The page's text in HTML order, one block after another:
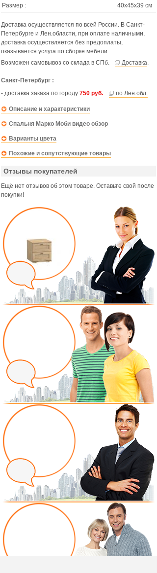
Размер :
40х45х39 см
Доставка осуществляется по всей России. В Санкт-
Петербурге и Лен.области, при оплате наличными,
доставка осуществляется без предоплаты,
оказывается услуга по сборке мебели.
Возможен самовывоз со склада в СПб.
Доставка.
Санкт-Петербург :
- доставка заказа по городу 750 руб. по Лен.обл.
Описание и характеристики
Спальня Марко Моби видео обзор
Варианты цвета
Похожие и сопутствующие товары
Отзывы покупателей
Ещё нет отзывов об этом товаре. Оставьте свой после
покупки!